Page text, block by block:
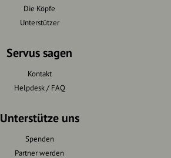
Die Köpfe
Unterstützer
Servus sagen
Kontakt
Helpdesk / FAQ
Unterstütze uns
Spenden
Partner werden